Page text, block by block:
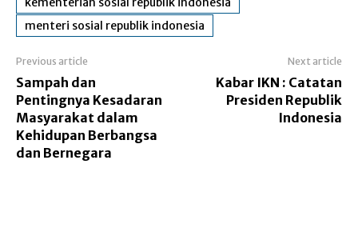
menteri sosial republik indonesia
Previous article
Sampah dan
Pentingnya Kesadaran
Masyarakat dalam
Kehidupan Berbangsa
dan Bernegara
Next article
Kabar IKN : Catatan
Presiden Republik
Indonesia